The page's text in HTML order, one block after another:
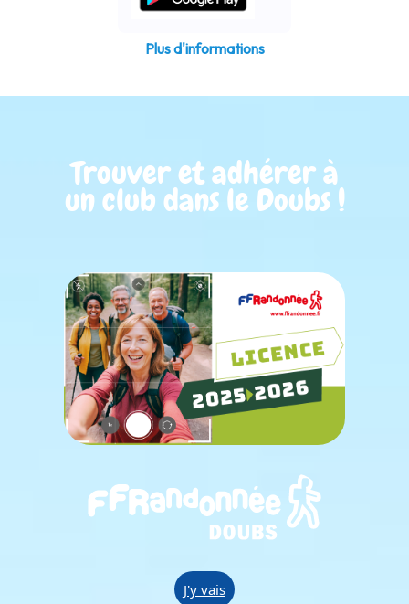
Plus d'informations
Trouver et adhérer à
un club dans le Doubs !
J'y vais